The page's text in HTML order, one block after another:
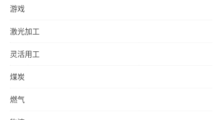
游戏
激光加工
灵活用工
煤炭
燃气